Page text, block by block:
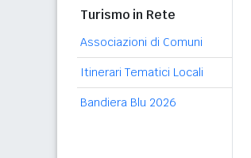
Turismo in Rete
Associazioni di Comuni
Itinerari Tematici Locali
Bandiera Blu 2026